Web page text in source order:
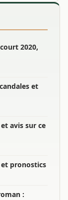
2020,
et
avis sur ce
et pronostics
: